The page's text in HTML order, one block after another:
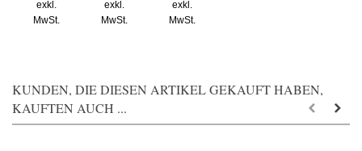
exkl.
MwSt.
exkl.
MwSt.
exkl.
MwSt.
KUNDEN, DIE DIESEN ARTIKEL GEKAUFT HABEN,
KAUFTEN AUCH ...